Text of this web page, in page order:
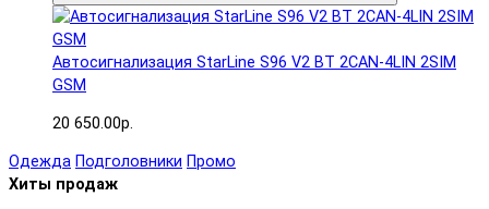
Автосигнализация StarLine S96 V2 BT 2CAN-4LIN 2SIM
GSM
20 650.00р.
Одежда Подголовники Промо
Хиты продаж